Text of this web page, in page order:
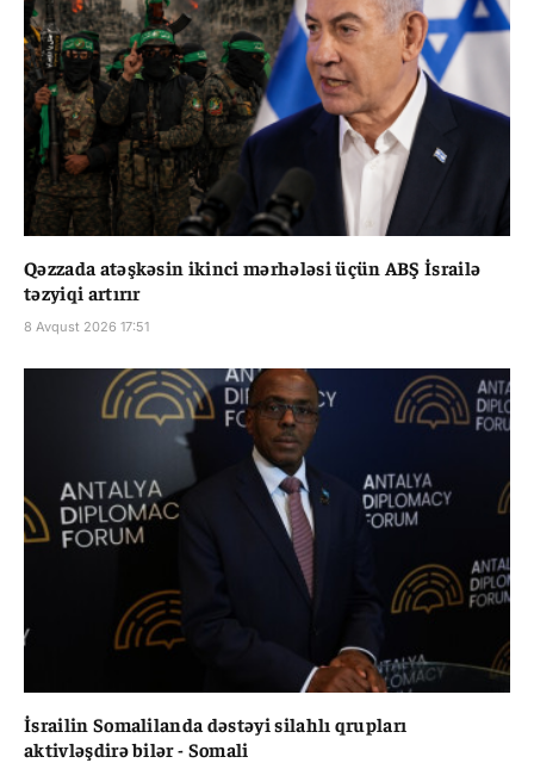
Qəzzada atəşkəsin ikinci mərhələsi üçün ABŞ İsrailə
təzyiqi artırır
8 Avqust 2026 17:51
İsrailin Somalilanda dəstəyi silahlı qrupları
aktivləşdirə bilər - Somali